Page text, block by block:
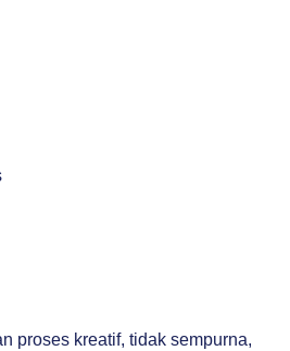
proses kreatif, tidak sempurna,